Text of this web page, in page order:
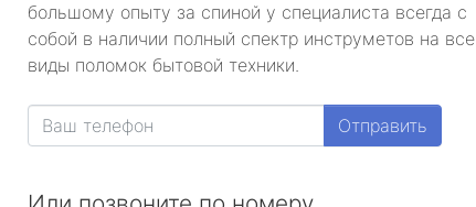
большому опыту за спиной у специалиста всегда с
собой в наличии полный спектр инструметов на все
виды поломок бытовой техники.
Отправить